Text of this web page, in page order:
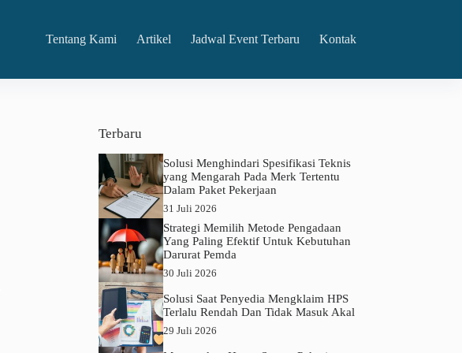
Tentang Kami Artikel Jadwal Event Terbaru Kontak
Terbaru
Solusi Menghindari Spesifikasi Teknis
yang Mengarah Pada Merk Tertentu
Dalam Paket Pekerjaan
31 Juli 2026
Strategi Memilih Metode Pengadaan
Yang Paling Efektif Untuk Kebutuhan
Darurat Pemda
30 Juli 2026
Solusi Saat Penyedia Mengklaim HPS
Terlalu Rendah Dan Tidak Masuk Akal
29 Juli 2026